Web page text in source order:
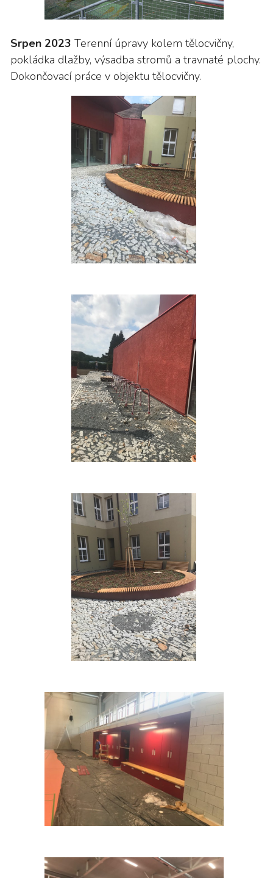
Srpen 2023 Terenní úpravy kolem tělocvičny,
pokládka dlažby, výsadba stromů a travnaté plochy.
Dokončovací práce v objektu tělocvičny.